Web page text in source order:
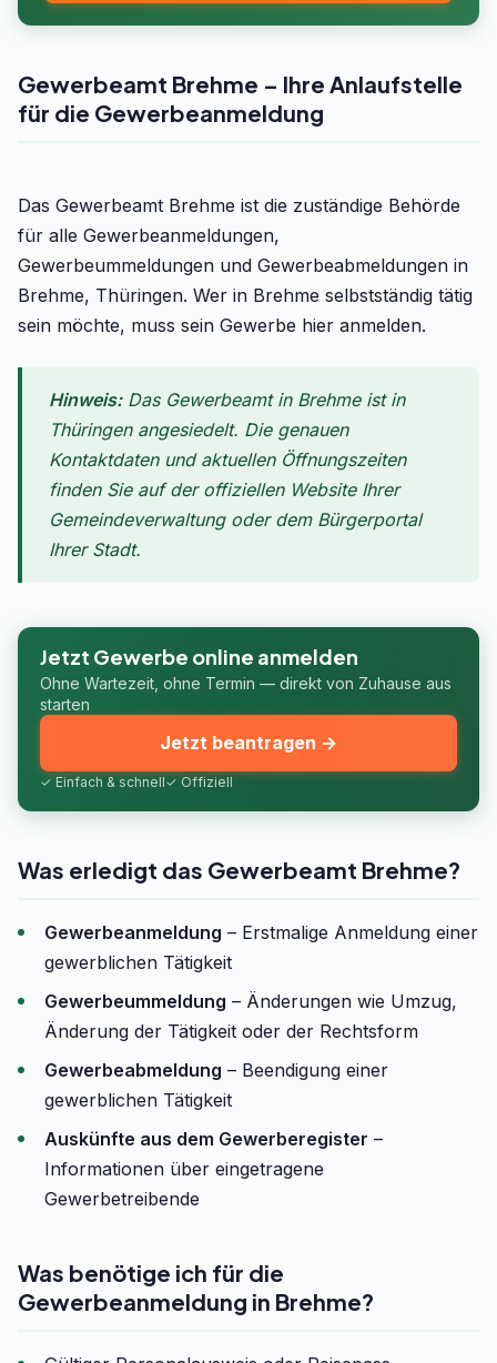
Gewerbeamt Brehme – Ihre Anlaufstelle
für die Gewerbeanmeldung
Das Gewerbeamt Brehme ist die zuständige Behörde
für alle Gewerbeanmeldungen,
Gewerbeummeldungen und Gewerbeabmeldungen in
Brehme, Thüringen. Wer in Brehme selbstständig tätig
sein möchte, muss sein Gewerbe hier anmelden.
Hinweis:Das Gewerbeamt in Brehme ist in
Thüringen angesiedelt. Die genauen
Kontaktdaten und aktuellen Öffnungszeiten
finden Sie auf der offiziellen Website Ihrer
Gemeindeverwaltung oder dem Bürgerportal
Ihrer Stadt.
Jetzt Gewerbe online anmelden
Ohne Wartezeit, ohne Termin — direkt von Zuhause aus
starten
✓ Einfach & schnell✓ Offiziell
Jetzt beantragen →
Was erledigt das Gewerbeamt Brehme?
Gewerbeanmeldung – Erstmalige Anmeldung einer
gewerblichen Tätigkeit
Gewerbeummeldung – Änderungen wie Umzug,
Änderung der Tätigkeit oder der Rechtsform
Gewerbeabmeldung – Beendigung einer
gewerblichen Tätigkeit
Auskünfte aus dem Gewerberegister –
Informationen über eingetragene
Gewerbetreibende
Was benötige ich für die
Gewerbeanmeldung in Brehme?